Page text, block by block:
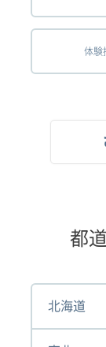
体験
都
北海道